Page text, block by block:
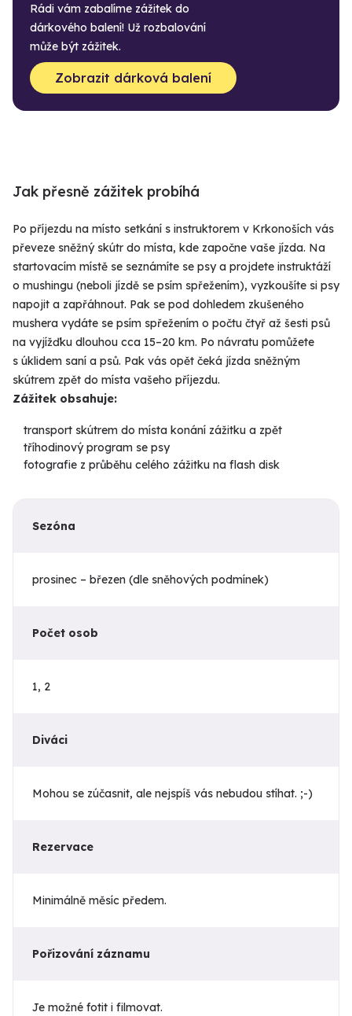
Rádi vám zabalíme zážitek do
dárkového balení! Už rozbalování
může být zážitek.
Zobrazit dárková balení
Jak přesně zážitek probíhá
Po příjezdu na místo setkání s instruktorem v Krkonoších vás
převeze sněžný skútr do místa, kde započne vaše jízda. Na
startovacím místě se seznámíte se psy a projdete instruktáží
o mushingu (neboli jízdě se psím spřežením), vyzkoušíte si psy
napojit a zapřáhnout. Pak se pod dohledem zkušeného
mushera vydáte se psím spřežením o počtu čtyř až šesti psů
na vyjížďku dlouhou cca 15–20 km. Po návratu pomůžete
s úklidem saní a psů. Pak vás opět čeká jízda sněžným
skútrem zpět do místa vašeho příjezdu.
Zážitek obsahuje:
transport skútrem do místa konání zážitku a zpět
tříhodinový program se psy
fotografie z průběhu celého zážitku na flash disk
Sezóna
prosinec – březen (dle sněhových podmínek)
Počet osob
1, 2
Diváci
Mohou se zúčasnit, ale nejspíš vás nebudou stíhat. ;-)
Rezervace
Minimálně měsíc předem.
Pořizování záznamu
Je možné fotit i filmovat.